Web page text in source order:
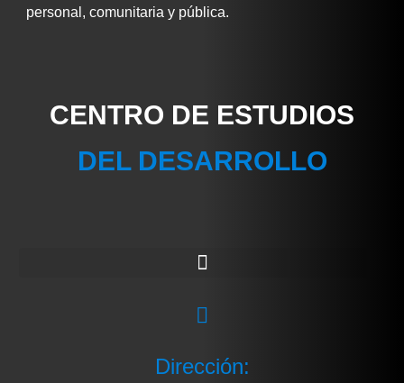
personal, comunitaria y pública.
CENTRO DE ESTUDIOS
DEL DESARROLLO
Dirección: